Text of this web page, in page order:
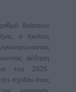
θεάσεων
ο Ιούλιος
αύξηση
του 2025.
σχεδόν ένας
ψηφιακής